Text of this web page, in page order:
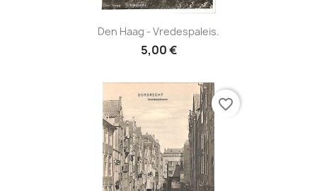
Den Haag - Vredespaleis.
5,00 €
favorite_border